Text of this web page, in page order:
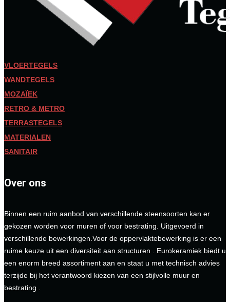
VLOERTEGELS
WANDTEGELS
MOZAÏEK
RETRO & METRO
TERRASTEGELS
MATERIALEN
SANITAIR
Over ons
Binnen een ruim aanbod van verschillende steensoorten kan er
gekozen worden voor muren of voor bestrating. Uitgevoerd in
verschillende bewerkingen.Voor de oppervlaktebewerking is er een
ruime keuze uit een diversiteit aan structuren . Eurokeramiek biedt u
een enorm breed assortiment aan en staat u met technisch advies
terzijde bij het verantwoord kiezen van een stijlvolle muur en
bestrating .